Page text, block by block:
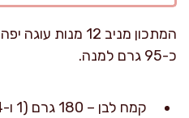
המתכון מניב 12
כ-95 גרם למנה.
קמח לבן – 180 גרם (1 ו-1/4 כוסות, מנופה היטב)